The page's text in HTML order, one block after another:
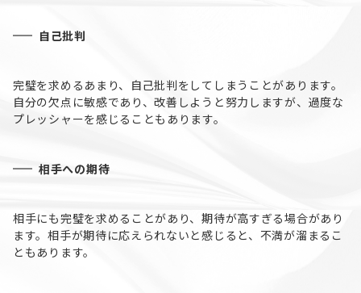
自己批判
完璧を求めるあまり、自己批判をしてしまうことがあります。
自分の欠点に敏感であり、改善しようと努力しますが、過度な
プレッシャーを感じることもあります。
相手への期待
相手にも完璧を求めることがあり、期待が高すぎる場合があり
ます。相手が期待に応えられないと感じると、不満が溜まるこ
ともあります。